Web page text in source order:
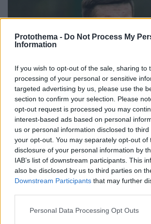
Protothema - Do Not Process My
Information
If you wish to opt-out of the sale, sharing to
processing of your personal or sensitive
targeted advertising by us, please use the
section to confirm your selection. Please
opt-out request is processed you may
interest-based ads based on personal
us or personal information disclosed to
your opt-out. You may separately opt-out of
disclosure of your personal information by
IAB’s list of downstream participants. This
also be disclosed by us to third parties on
Downstream Participants that may further
Please note that this website/app uses one
Personal Data Processing Opt Outs
έγινε ο πρώτος ανοιχτά gay παίκτης